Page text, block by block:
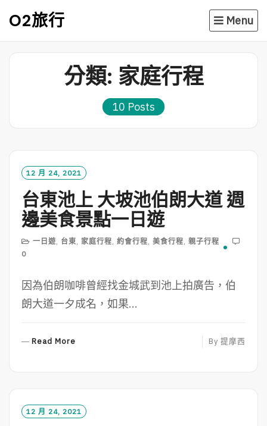
O2旅行 Menu
分類: 家庭行程
10 Posts
12 月 24, 2021
台東池上 大坡池伯朗大道 週
邊美食景點一日遊
一日遊, 台東, 家庭行程, 約會行程, 美食行程, 親子行程
0
因為伯朗咖啡曾經找金城武到池上拍廣告，伯
朗大道一夕成名，如果...
Read More
O
R
By 提摩西
12 月 24, 2021